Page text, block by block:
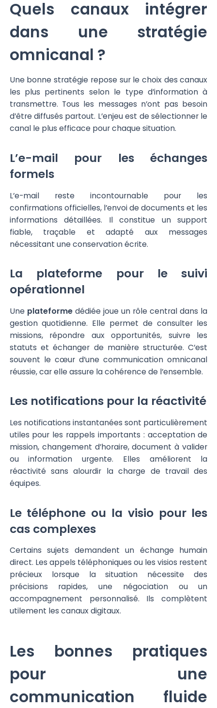
Quels canaux intégrer
dans une stratégie
omnicanal ?
Une bonne stratégie repose sur le choix des canaux
les plus pertinents selon le type d’information à
transmettre. Tous les messages n’ont pas besoin
d’être diffusés partout. L’enjeu est de sélectionner le
canal le plus efficace pour chaque situation.
L’e-mail pour les échanges
formels
L’e-mail reste incontournable pour les
confirmations officielles, l’envoi de documents et les
informations détaillées. Il constitue un support
fiable, traçable et adapté aux messages
nécessitant une conservation écrite.
La plateforme pour le suivi
opérationnel
Une plateformedédiée joue un rôle central dans la
gestion quotidienne. Elle permet de consulter les
missions, répondre aux opportunités, suivre les
statuts et échanger de manière structurée. C’est
souvent le cœur d’une communication omnicanal
réussie, car elle assure la cohérence de l’ensemble.
Les notifications pour la réactivité
Les notifications instantanées sont particulièrement
utiles pour les rappels importants : acceptation de
mission, changement d’horaire, document à valider
ou information urgente. Elles améliorent la
réactivité sans alourdir la charge de travail des
équipes.
Le téléphone ou la visio pour les
cas complexes
Certains sujets demandent un échange humain
direct. Les appels téléphoniques ou les visios restent
précieux lorsque la situation nécessite des
précisions rapides, une négociation ou un
accompagnement personnalisé. Ils complètent
utilement les canaux digitaux.
Les bonnes pratiques
pour une
communication fluide